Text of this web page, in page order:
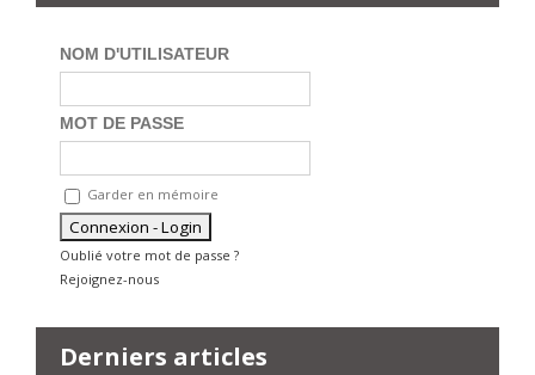
NOM D'UTILISATEUR
MOT DE PASSE
Garder en mémoire
Oublié votre mot de passe ?
Rejoignez-nous
Derniers articles